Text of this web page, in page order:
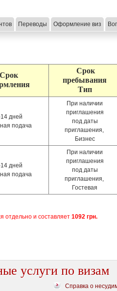
Переводы Оформление виз
Срок
я
Срок
пребывания
Тип
дней
подача
При наличии
приглашения
под даты
приглашения,
Бизнес
дней
подача
При наличии
приглашения
под даты
приглашения,
Гостевая
отдельно и составляет 1092 грн.
услуги по визам
Справка о